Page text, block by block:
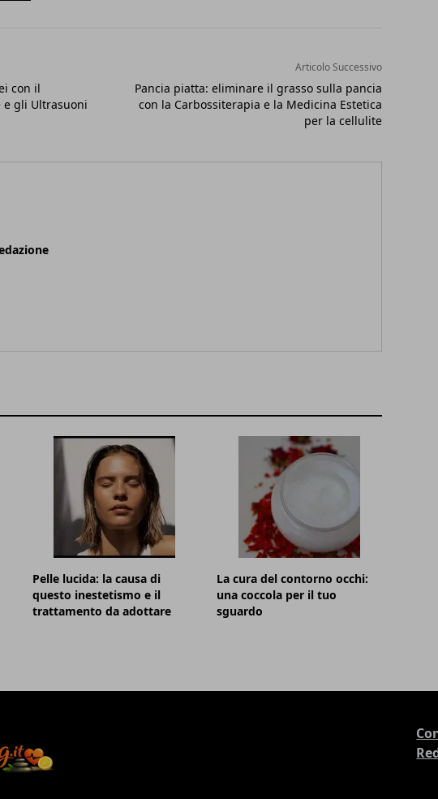
con il
e gli Ultrasuoni
Articolo Successivo
Pancia piatta: eliminare il grasso sulla pancia
con la Carbossiterapia e la Medicina Estetica
per la cellulite
Pelle lucida: la causa di
questo inestetismo e il
trattamento da adottare
La cura del contorno occhi:
una coccola per il tuo
sguardo